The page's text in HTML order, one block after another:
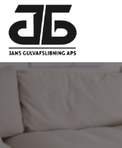
Gå
til
hovedindhold